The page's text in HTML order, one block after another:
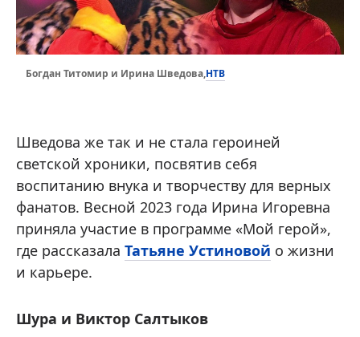
Богдан Титомир и Ирина Шведова,НТВ
Шведова же так и не стала героиней
светской хроники, посвятив себя
воспитанию внука и творчеству для верных
фанатов. Весной 2023 года Ирина Игоревна
приняла участие в программе «Мой герой»,
где рассказала Татьяне Устиновой о жизни
и карьере.
Шура и Виктор Салтыков